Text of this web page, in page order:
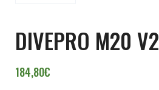
DIVEPRO M20 V2
184,80€